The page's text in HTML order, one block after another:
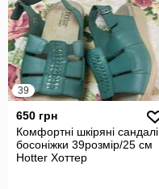
39
650 грн
Комфортні шкіряні сандалі
босоніжки 39розмір/25 см
Hotter Хоттер